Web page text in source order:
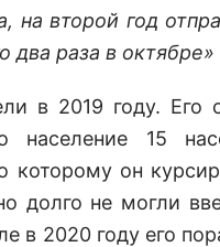
на второй год
два раза в октябре»
в 2019 году.
население 15
которому он
долго не могли
в 2020 году его